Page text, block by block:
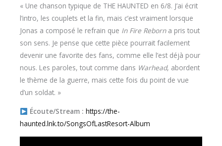
« Une chanson typique de THE HAUNTED en 6/8. J’ai écrit
l’intro, les couplets et la fin, mais c’est vraiment lorsque
Jonas a composé le refrain que In Fire Reborna pris tout
son sens. Je pense que cette pièce pourrait facilement
devenir une favorite des fans, comme elle l’est déjà pour
nous. Les paroles, tout comme dans Warhead, abordent
le thème de la guerre, mais cette fois du point de vue
d’un soldat. »
Écoute/Stream : https://the-
haunted.lnk.to/SongsOfLastResort-Album